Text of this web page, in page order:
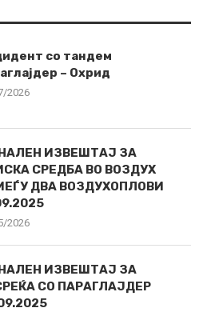
со тандем
– Охрид
2026
ИЗВЕШТАЈ ЗА
СРЕДБА ВО ВОЗДУХ
ДВА ВОЗДУХОПЛОВИ
2026
ИЗВЕШТАЈ ЗА
СО ПАРАГЛАЈДЕР